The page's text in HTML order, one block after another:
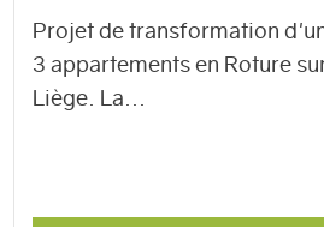
Projet de transformation
3 appartements en Roture
Liège. La...